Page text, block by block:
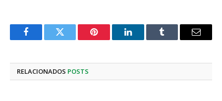
FacebookTwitter Pinterest LinkedInTumblr
E-
RELACIONADOS POSTS